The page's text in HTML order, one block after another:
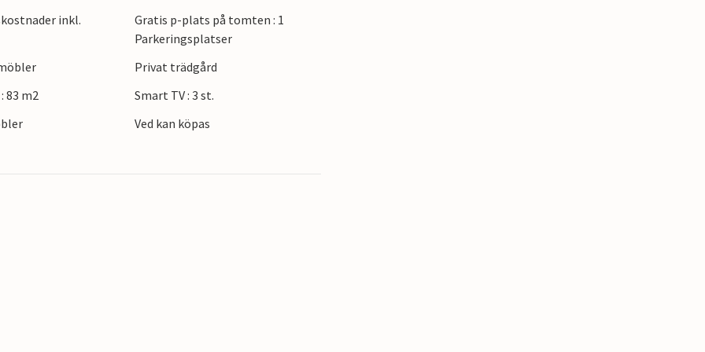
vardagsrummet, som bjuder in till mysiga
Din bostad kompletteras av en välskött,
ett besök till upptäcktsbadet och Damper
staden Eckernförde i söder. Det finns
inkl.
Gratis p-plats på tomten : 1
Parkeringsplatser
Privat trädgård
83 m2
Smart TV : 3 st.
Ved kan köpas